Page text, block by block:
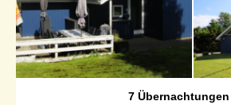
7 Übernachtungen